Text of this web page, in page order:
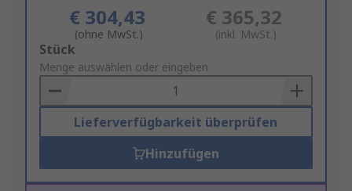
€ 304,43
(ohne MwSt.)
€ 365,32
(inkl. MwSt.)
Add
to
Basket
Stück
Menge auswählen oder eingeben
Lieferverfügbarkeit überprüfen
Hinzufügen